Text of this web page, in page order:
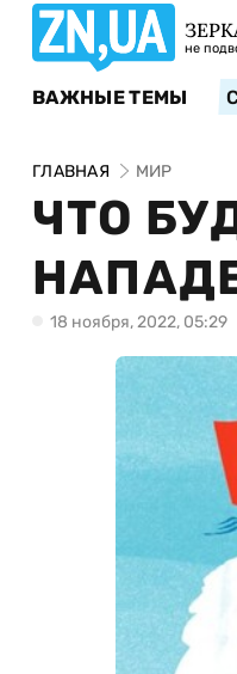
не
ВАЖНЫЕ ТЕМЫ
ГЛАВНАЯ МИР
ЧТО
18 ноября, 2022, 05:29